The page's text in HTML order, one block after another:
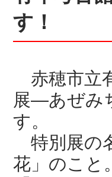
す！
赤穂市立
展―あぜみ
す。
特別展の
花」のこと